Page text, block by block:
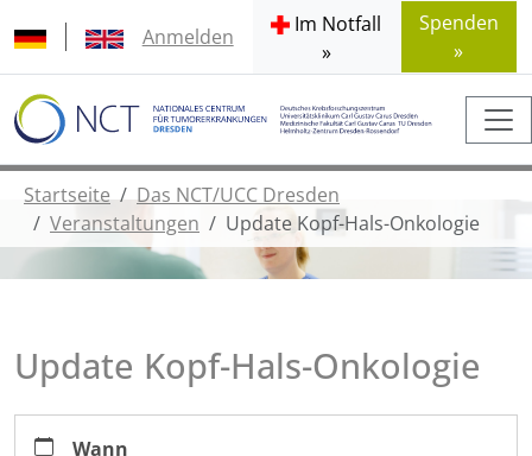
Anmelden
Im Notfall
»
Spenden
»
Startseite
Das NCT/UCC Dresden
Veranstaltungen
Update Kopf-Hals-Onkologie
Update Kopf-Hals-Onkologie
Wann